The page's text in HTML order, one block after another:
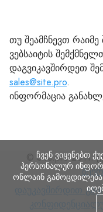
თუ შეამჩნევთ
ვებსაიტის
დაგვიკავშირდეთ
sales@site.pro.
ინფორმაცია
© Site.pro 2011.
დაუკავშირდით
ჩვენ ვიყენებთ
პერსონალურ
ონლაინ გამოცდილება.